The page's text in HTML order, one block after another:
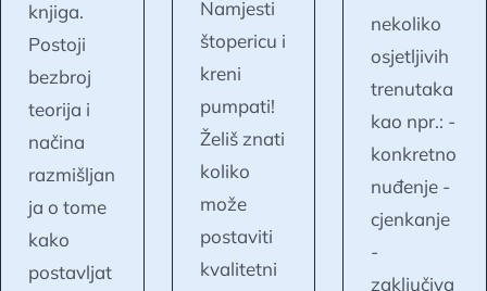
knjiga.
Postoji
bezbroj
teorija i
načina
razmišljan
ja o tome
kako
postavljat
Namjesti
štopericu i
kreni
pumpati!
Želiš znati
koliko
može
postaviti
kvalitetni
nekoliko
osjetljivih
trenutaka
kao npr.: -
konkretno
nuđenje -
cjenkanje
-
zaključiva